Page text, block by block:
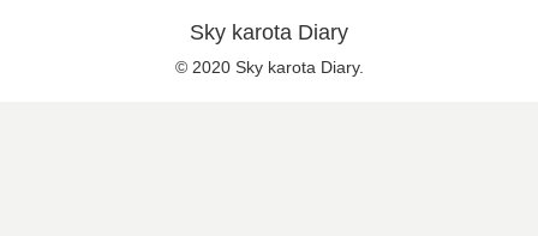
Sky karota Diary
© 2020 Sky karota Diary.